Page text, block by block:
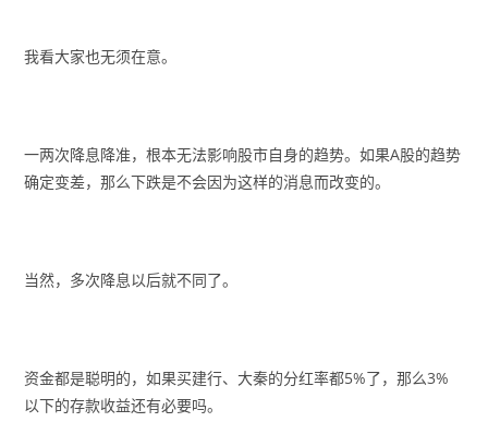
我看大家也无须在意。
一两次降息降准，根本无法影响股市自身的趋势。如果A股的趋势
确定变差，那么下跌是不会因为这样的消息而改变的。
当然，多次降息以后就不同了。
资金都是聪明的，如果买建行、大秦的分红率都5%了，那么3%
以下的存款收益还有必要吗。